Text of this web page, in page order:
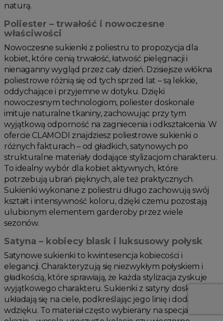
naturą.
Poliester – trwałość i nowoczesne
właściwości
Nowoczesne sukienki z poliestru to propozycja dla
kobiet, które cenią trwałość, łatwość pielęgnacji i
nienaganny wygląd przez cały dzień. Dzisiejsze włókna
poliestrowe różnią się od tych sprzed lat – są lekkie,
oddychające i przyjemne w dotyku. Dzięki
nowoczesnym technologiom, poliester doskonale
imituje naturalne tkaniny, zachowując przy tym
wyjątkową odporność na zagniecenia i odkształcenia. W
ofercie CLAMODI znajdziesz poliestrowe sukienki o
różnych fakturach – od gładkich, satynowych po
strukturalne materiały dodające stylizacjom charakteru.
To idealny wybór dla kobiet aktywnych, które
potrzebują ubrań pięknych, ale też praktycznych.
Sukienki wykonane z poliestru długo zachowują swój
kształt i intensywność koloru, dzięki czemu pozostają
ulubionym elementem garderoby przez wiele
sezonów.
Satyna – kobiecy blask i luksusowy połysk
Satynowe sukienki to kwintesencja kobiecości i
elegancji. Charakteryzują się niezwykłym połyskiem i
gładkością, które sprawiają, że każda stylizacja zyskuje
wyjątkowego charakteru. Sukienki z satyny doskonale
układają się na ciele, podkreślając jego linię i dodając
wdzięku. To materiał często wybierany na specjalne